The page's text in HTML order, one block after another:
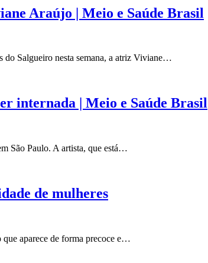
Araújo | Meio e Saúde Brasil
do Salgueiro nesta semana, a atriz Viviane…
internada | Meio e Saúde Brasil
São Paulo. A artista, que está…
de mulheres
aparece de forma precoce e…